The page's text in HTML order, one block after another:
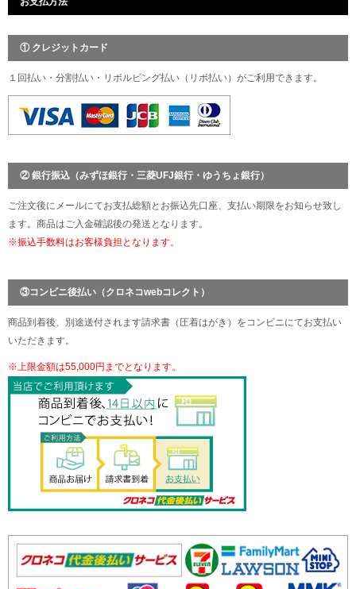
① クレジットカード
１回払い・分割払い・リボルビング払い（リボ払い）がご利用できます。
② 銀行振込（みずほ銀行・三菱UFJ銀行・ゆうちょ銀行）
ご注文後にメールにてお支払総額とお振込先口座、支払い期限をお知らせ致し
ます。商品はご入金確認後の発送となります。
※振込手数料はお客様負担となります。
③コンビニ後払い（クロネコwebコレクト）
商品到着後、別途送付されます請求書（圧着はがき）をコンビニにてお支払い
いただきます。
※上限金額は55,000円までとなります。